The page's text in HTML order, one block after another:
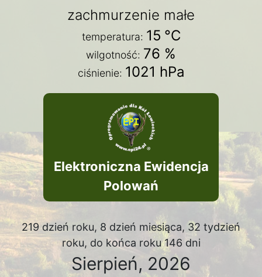
zachmurzenie małe
temperatura: 15 °C
wilgotność: 76 %
ciśnienie: 1021 hPa
Elektroniczna Ewidencja
Polowań
219 dzień roku, 8 dzień miesiąca, 32 tydzień
roku, do końca roku 146 dni
Sierpień, 2026